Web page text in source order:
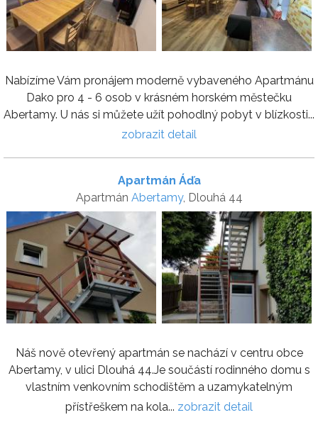
Nabízíme Vám pronájem moderně vybaveného Apartmánu
Dako pro 4 - 6 osob v krásném horském městečku
Abertamy. U nás si můžete užít pohodlný pobyt v blízkosti...
zobrazit detail
Apartmán Áďa
Apartmán Abertamy, Dlouhá 44
Náš nově otevřený apartmán se nachází v centru obce
Abertamy, v ulici Dlouhá 44.Je součástí rodinného domu s
vlastním venkovním schodištěm a uzamykatelným
přístřeškem na kola... zobrazit detail